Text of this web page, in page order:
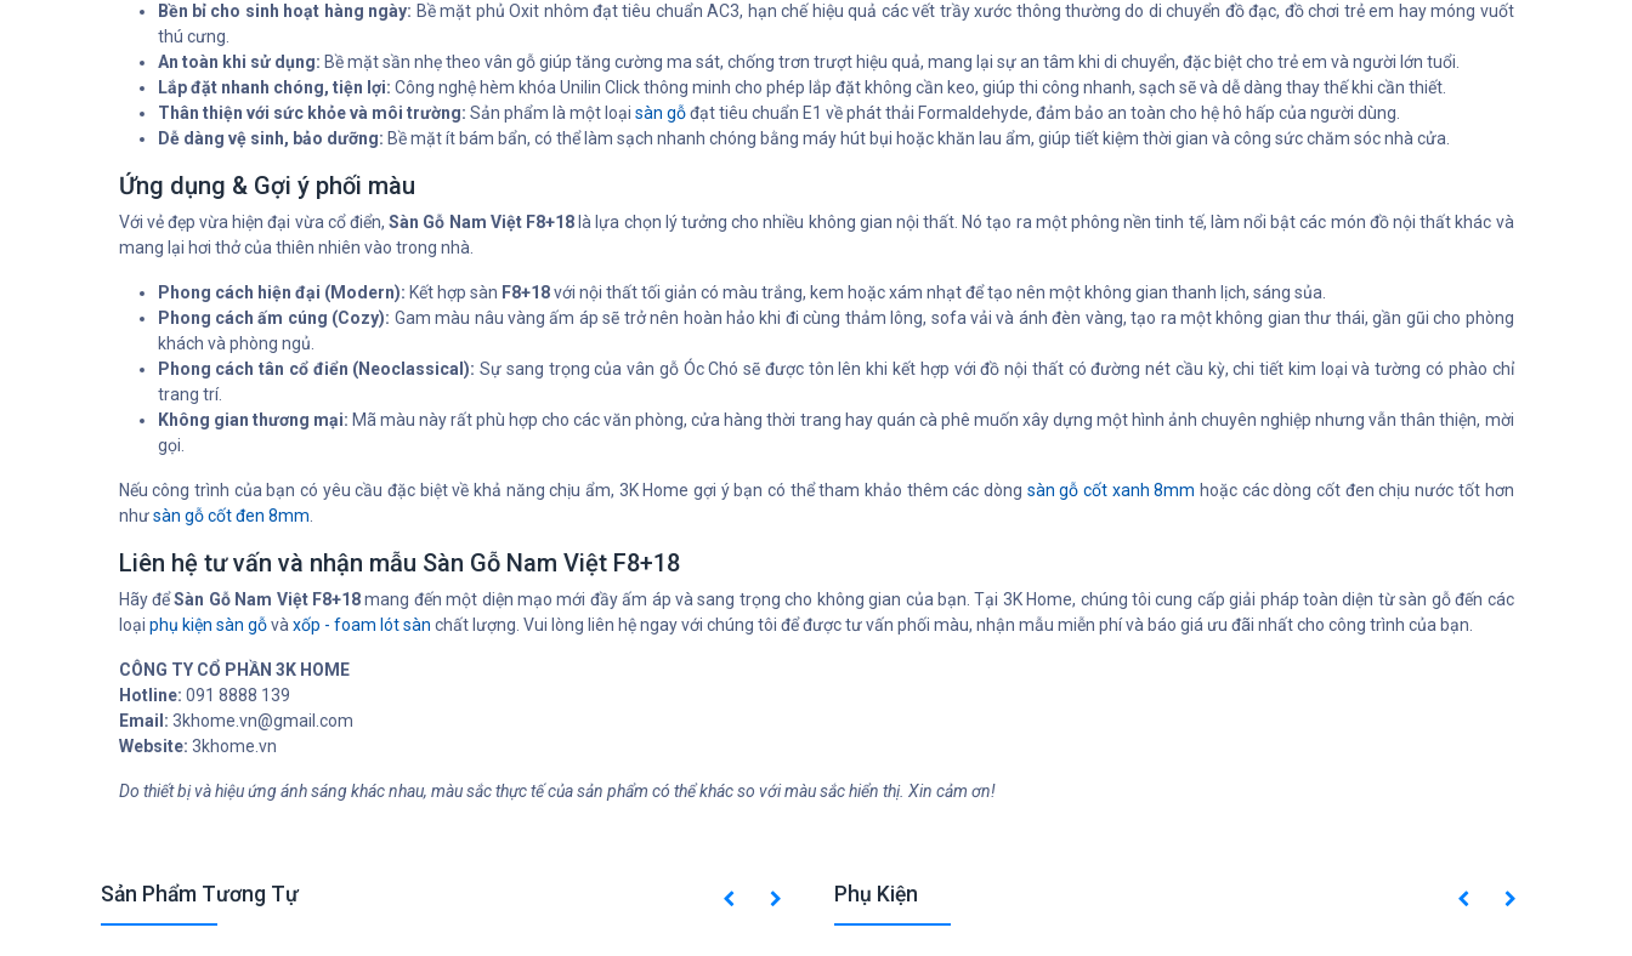
Bền bỉ cho sinh hoạt hàng ngày: Bề mặt phủ Oxit nhôm đạt tiêu chuẩn AC3, hạn chế hiệu quả các vết trầy xước thông thường do di chuyển đồ đạc, đồ chơi trẻ em hay móng vuốt
thú cưng.
An toàn khi sử dụng: Bề mặt sần nhẹ theo vân gỗ giúp tăng cường ma sát, chống trơn trượt hiệu quả, mang lại sự an tâm khi di chuyển, đặc biệt cho trẻ em và người lớn tuổi.
Lắp đặt nhanh chóng, tiện lợi: Công nghệ hèm khóa Unilin Click thông minh cho phép lắp đặt không cần keo, giúp thi công nhanh, sạch sẽ và dễ dàng thay thế khi cần thiết.
Thân thiện với sức khỏe và môi trường: Sản phẩm là một loại sàn gỗđạt tiêu chuẩn E1 về phát thải Formaldehyde, đảm bảo an toàn cho hệ hô hấp của người dùng.
Dễ dàng vệ sinh, bảo dưỡng: Bề mặt ít bám bẩn, có thể làm sạch nhanh chóng bằng máy hút bụi hoặc khăn lau ẩm, giúp tiết kiệm thời gian và công sức chăm sóc nhà cửa.
Ứng dụng & Gợi ý phối màu
Với vẻ đẹp vừa hiện đại vừa cổ điển,Sàn Gỗ Nam Việt F8+18là lựa chọn lý tưởng cho nhiều không gian nội thất. Nó tạo ra một phông nền tinh tế, làm nổi bật các món đồ nội thất khác và
mang lại hơi thở của thiên nhiên vào trong nhà.
Phong cách hiện đại (Modern): Kết hợp sàn F8+18với nội thất tối giản có màu trắng, kem hoặc xám nhạt để tạo nên một không gian thanh lịch, sáng sủa.
Phong cách ấm cúng (Cozy): Gam màu nâu vàng ấm áp sẽ trở nên hoàn hảo khi đi cùng thảm lông, sofa vải và ánh đèn vàng, tạo ra một không gian thư thái, gần gũi cho phòng
khách và phòng ngủ.
Phong cách tân cổ điển (Neoclassical): Sự sang trọng của vân gỗ Óc Chó sẽ được tôn lên khi kết hợp với đồ nội thất có đường nét cầu kỳ, chi tiết kim loại và tường có phào chỉ
trang trí.
Không gian thương mại: Mã màu này rất phù hợp cho các văn phòng, cửa hàng thời trang hay quán cà phê muốn xây dựng một hình ảnh chuyên nghiệp nhưng vẫn thân thiện, mời
gọi.
Nếu công trình của bạn có yêu cầu đặc biệt về khả năng chịu ẩm, 3K Home gợi ý bạn có thể tham khảo thêm các dòng sàn gỗ cốt xanh 8mm hoặc các dòng cốt đen chịu nước tốt hơn
nhưsàn gỗ cốt đen 8mm
Liên hệ tư vấn và nhận mẫu Sàn Gỗ Nam Việt F8+18
Hãy đểSàn Gỗ Nam Việt F8+18mang đến một diện mạo mới đầy ấm áp và sang trọng cho không gian của bạn. Tại 3K Home, chúng tôi cung cấp giải pháp toàn diện từ sàn gỗ đến các
loại phụ kiện sàn gỗvà xốp - foam lót sàn chất lượng. Vui lòng liên hệ ngay với chúng tôi để được tư vấn phối màu, nhận mẫu miễn phí và báo giá ưu đãi nhất cho công trình của bạn.
CÔNG TY CỔ PHẦN 3K HOME
Hotline: 091 8888 139
Email: 3khome.vn@gmail.com
Website: 3khome.vn
Do thiết bị và hiệu ứng ánh sáng khác nhau, màu sắc thực tế của sản phẩm có thể khác so với màu sắc hiển thị. Xin cảm ơn!
Sản Phẩm Tương Tự Phụ Kiện